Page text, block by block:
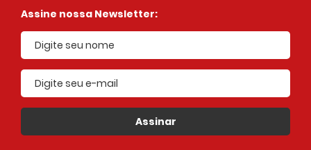
Assine nossa Newsletter:
Assinar
E-mail cadastrado